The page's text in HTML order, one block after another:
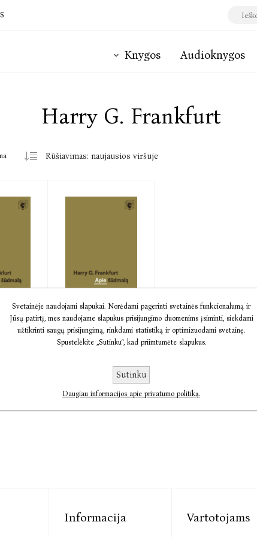
Knygos Audioknygos
Harry G. Frankfurt
Audio Apie
šūdmalą
Harry G. Frankfurt
€5,62
Informacija Vartotojams
Svetainėje naudojami slapukai. Norėdami pagerinti svetainės funkcionalumą ir
Jūsų patirtį, mes naudojame slapukus prisijungimo duomenims įsiminti, siekdami
užtikrinti saugų prisijungimą, rinkdami statistiką ir optimizuodami svetainę.
Spustelėkite „Sutinku“, kad priimtumėte slapukus.
Sutinku
Daugiau informacijos apie privatumo politiką.